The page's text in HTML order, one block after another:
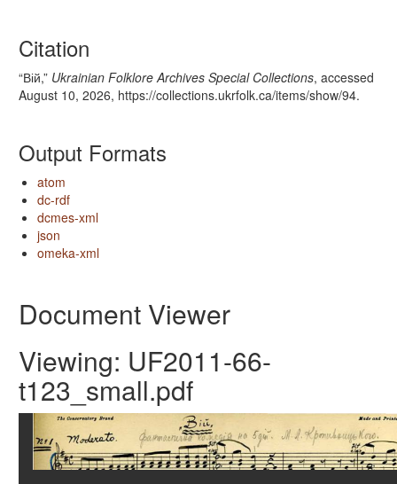
Citation
“Вій,” Ukrainian Folklore Archives Special Collections, accessed
August 10, 2026, https://collections.ukrfolk.ca/items/show/94.
Output Formats
atom
dc-rdf
dcmes-xml
json
omeka-xml
Document Viewer
Viewing: UF2011-66-
t123_small.pdf